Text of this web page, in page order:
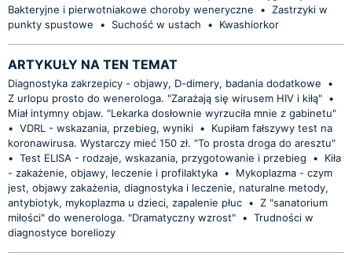
Bakteryjne i pierwotniakowe choroby weneryczne
• Zastrzyki w
punkty spustowe
• Suchość w ustach • Kwashiorkor
ARTYKUŁY NA TEN TEMAT
Diagnostyka zakrzepicy - objawy, D-dimery, badania dodatkowe
•
Z urlopu prosto do wenerologa. "Zarażają się wirusem HIV i kiłą" •
Miał intymny objaw. "Lekarka dosłownie wyrzuciła mnie z gabinetu"
• VDRL - wskazania, przebieg, wyniki •
Kupiłam fałszywy test na
koronawirusa. Wystarczy mieć 150 zł. "To prosta droga do aresztu"
• Test ELISA - rodzaje, wskazania, przygotowanie i przebieg •
Kiła
- zakażenie, objawy, leczenie i profilaktyka •
Mykoplazma - czym
jest, objawy zakażenia, diagnostyka i leczenie, naturalne metody,
antybiotyk, mykoplazma u dzieci, zapalenie płuc • Z "sanatorium
miłości" do wenerologa. "Dramatyczny wzrost" • Trudności w
diagnostyce boreliozy